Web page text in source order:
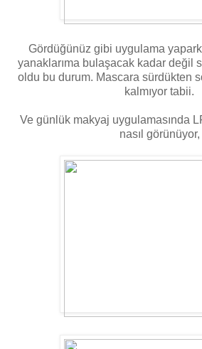
Gördüğünüz gibi uygulama
yanaklarıma bulaşacak kadar değil
oldu bu durum. Mascara sürdükten
kalmıyor tabii.
Ve günlük makyaj uygulamasında
nasıl görünüyor,